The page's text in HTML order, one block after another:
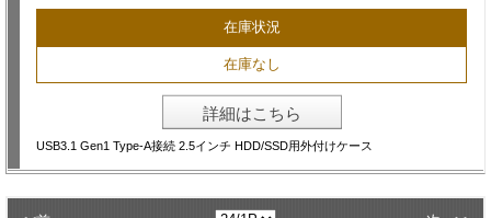
在庫状況
在庫なし
詳細はこちら
USB3.1 Gen1 Type-A接続 2.5インチ HDD/SSD用外付けケース